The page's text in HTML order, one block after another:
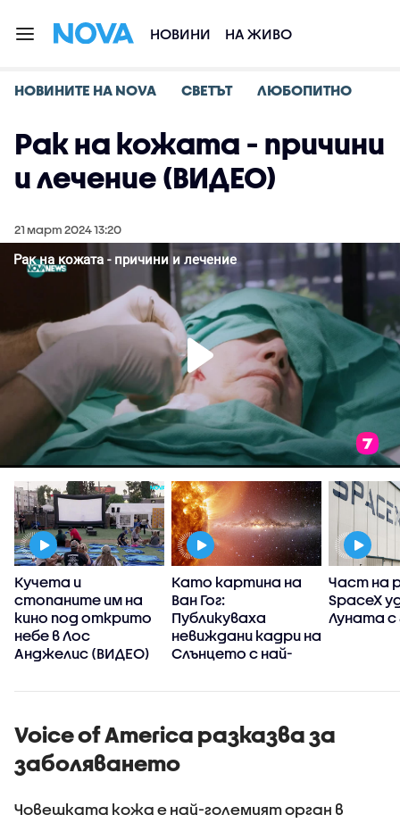
НОВИНИ НА ЖИВО
НОВИНИТЕ НА NOVA СВЕТЪТ ЛЮБОПИТНО
Рак на кожата - причини
и лечение (ВИДЕО)
21 март 2024 13:20
Кучета и
стопаните им на
кино под открито
небе в Лос
Анджелис (ВИДЕО)
Като картина на
Ван Гог:
Публикуваха
невиждани кадри на
Слънцето с най-
изображения
(ВИДЕО+СНИМКИ)
Част на
SpaceX
Луната с
Voice of America разказва за
заболяването
Човешката кожа е най-големият орган в